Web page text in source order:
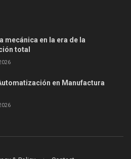
mecánica en la era de la
total
en Manufactura